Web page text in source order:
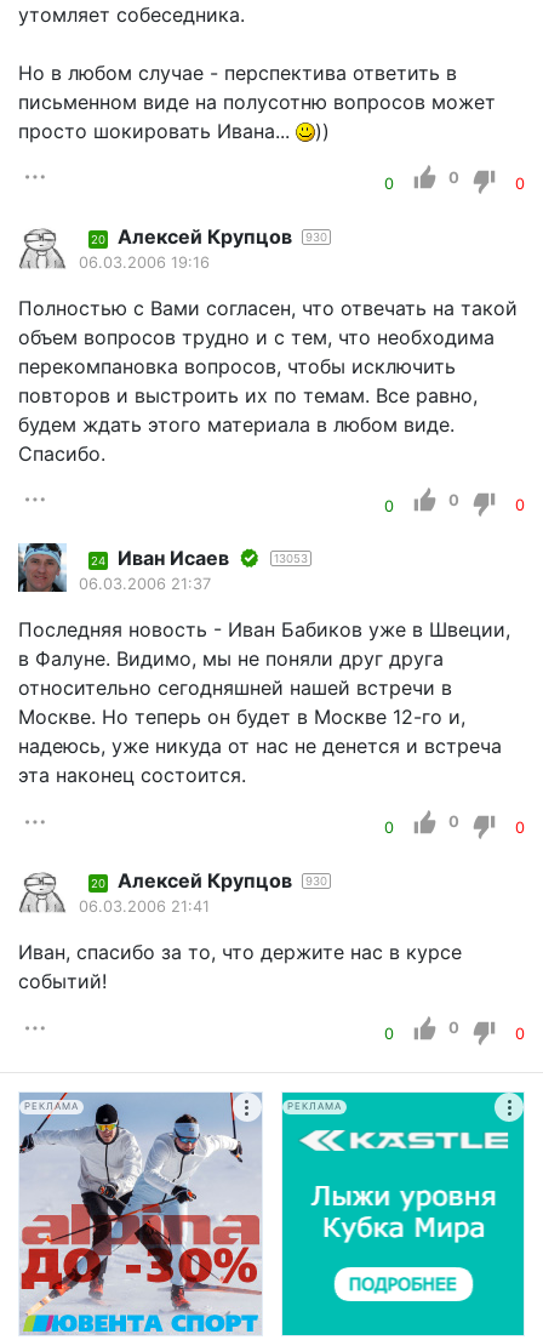
утомляет собеседника.
Но в любом случае - перспектива ответить в
письменном виде на полусотню вопросов может
просто шокировать Ивана...
))
0 0 0
20 Алексей Крупцов 930
06.03.2006 19:16
Полностью с Вами согласен, что отвечать на такой
объем вопросов трудно и с тем, что необходима
перекомпановка вопросов, чтобы исключить
повторов и выстроить их по темам. Все равно,
будем ждать этого материала в любом виде.
Спасибо.
0 0 0
24 Иван Исаев 13053
06.03.2006 21:37
Последняя новость - Иван Бабиков уже в Швеции,
в Фалуне. Видимо, мы не поняли друг друга
относительно сегодняшней нашей встречи в
Москве. Но теперь он будет в Москве 12-го и,
надеюсь, уже никуда от нас не денется и встреча
эта наконец состоится.
0 0 0
20 Алексей Крупцов 930
06.03.2006 21:41
Иван, спасибо за то, что держите нас в курсе
событий!
0 0 0
РЕКЛАМА РЕКЛАМА